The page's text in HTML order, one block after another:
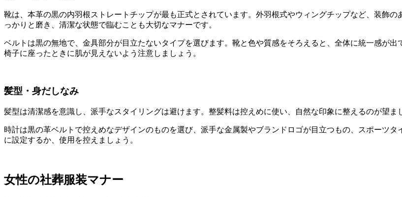
靴は、本革の黒の内羽根ストレートチップが最も正式とされています。外羽根式やウィングチップなど、装飾
っかりと磨き、清潔な状態で臨むことも大切なマナーです。
ベルトは黒の無地で、金具部分が目立たないタイプを選びます。靴と色や質感をそろえると、全体に統一感が
椅子に座ったときに肌が見えないよう注意しましょう。
髪型・身だしなみ
髪型は清潔感を意識し、派手なスタイリングは避けます。整髪料は控えめに使い、自然な印象に整えるのが望ま
時計は黒の革ベルトで控えめなデザインのものを選び、派手な金属製やブランドロゴが目立つもの、スポーツ
に設定するか、使用を控えましょう。
女性の社葬服装マナー